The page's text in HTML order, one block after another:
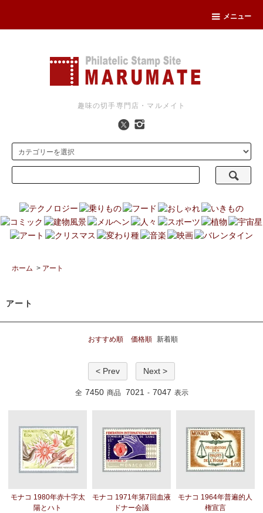
メニュー
趣味の切手専門店・マルメイト
ホーム > アート
アート
おすすめ順 価格順 新着順
< Prev Next >
全 7450 商品 7021 - 7047 表示
モナコ 1980年赤十字太
陽とハト
モナコ 1971年第7回血液
ドナー会議
モナコ 1964年普遍的人
権宣言